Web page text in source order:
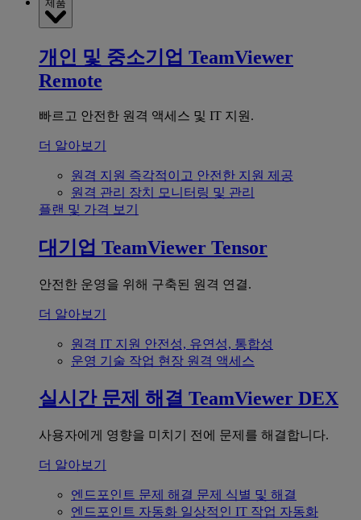
제품
개인 및 중소기업 TeamViewer
Remote
빠르고 안전한 원격 액세스 및 IT 지원.
더 알아보기
원격 지원 즉각적이고 안전한 지원 제공
원격 관리 장치 모니터링 및 관리
플랜 및 가격 보기
대기업 TeamViewer Tensor
안전한 운영을 위해 구축된 원격 연결.
더 알아보기
원격 IT 지원 안전성, 유연성, 통합성
운영 기술 작업 현장 원격 액세스
실시간 문제 해결 TeamViewer DEX
사용자에게 영향을 미치기 전에 문제를 해결합니다.
더 알아보기
엔드포인트 문제 해결 문제 식별 및 해결
엔드포인트 자동화 일상적인 IT 작업 자동화